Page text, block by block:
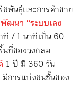
พันธุ์และการค้าขาย
พัฒนา “ระบบเลข
ที / 1 นาทีเป็น 60
ที่ของวงกลม
1 ปี มี 360 วัน
การแบ่งชนชั้นของ